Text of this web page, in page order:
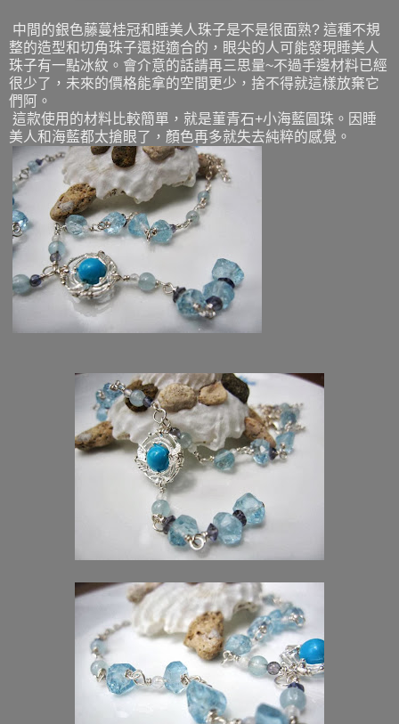
中間的銀色藤蔓桂冠和睡美人珠子是不是很面熟? 這種不規
整的造型和切角珠子還挺適合的，眼尖的人可能發現睡美人
珠子有一點冰紋。會介意的話請再三思量~不過手邊材料已經
很少了，未來的價格能拿的空間更少，捨不得就這樣放棄它
們阿。
這款使用的材料比較簡單，就是菫青石+小海藍圓珠。因睡
美人和海藍都太搶眼了，顏色再多就失去純粹的感覺。